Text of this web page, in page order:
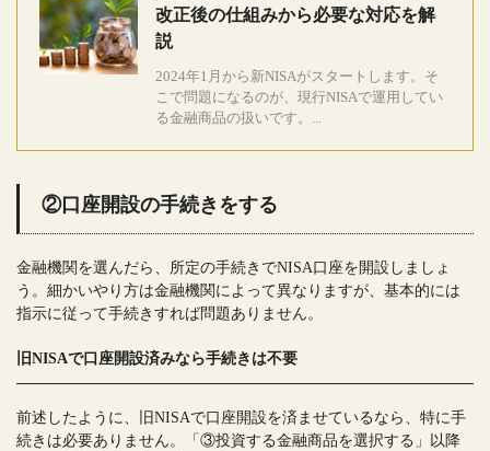
改正後の仕組みから必要な対応を解
説
2024年1月から新NISAがスタートします。そ
こで問題になるのが、現行NISAで運用してい
る金融商品の扱いです。...
②口座開設の手続きをする
金融機関を選んだら、所定の手続きでNISA口座を開設しましょ
う。細かいやり方は金融機関によって異なりますが、基本的には
指示に従って手続きすれば問題ありません。
旧NISAで口座開設済みなら手続きは不要
前述したように、旧NISAで口座開設を済ませているなら、特に手
続きは必要ありません。「③投資する金融商品を選択する」以降